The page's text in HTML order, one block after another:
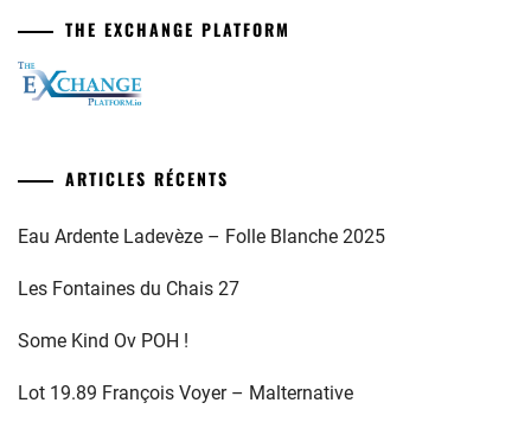
THE EXCHANGE PLATFORM
ARTICLES RÉCENTS
Eau Ardente Ladevèze – Folle Blanche 2025
Les Fontaines du Chais 27
Some Kind Ov POH !
Lot 19.89 François Voyer – Malternative